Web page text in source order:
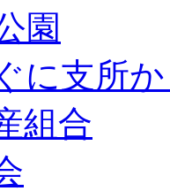
園
に支所
組合